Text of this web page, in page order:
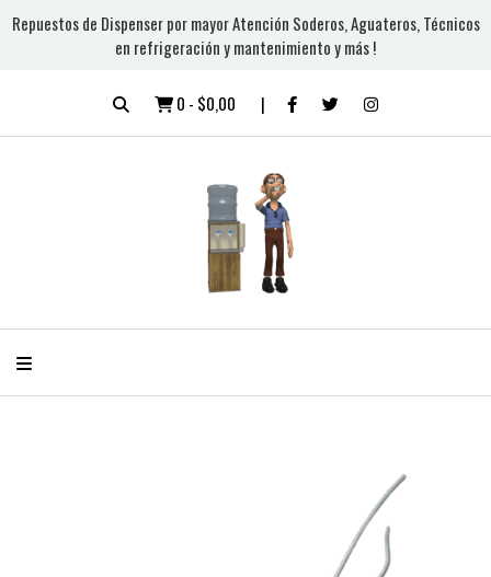
Repuestos de Dispenser por mayor Atención Soderos, Aguateros, Técnicos
en refrigeración y mantenimiento y más !
0 - $0,00